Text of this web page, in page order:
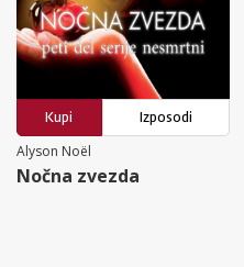
Kupi
Izposodi
Alyson Noël
Nočna zvezda